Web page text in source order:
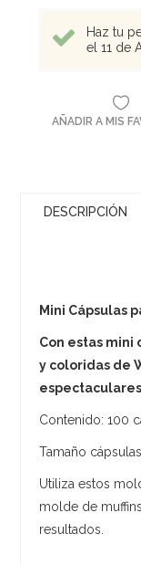
Haz tu
el 11 de
AÑADIR A MIS
DESCRIPCIÓN
Mini Cápsulas
Con estas mini
y coloridas de
Contenido: 100
Tamaño
Utiliza estos
molde de
resultados.